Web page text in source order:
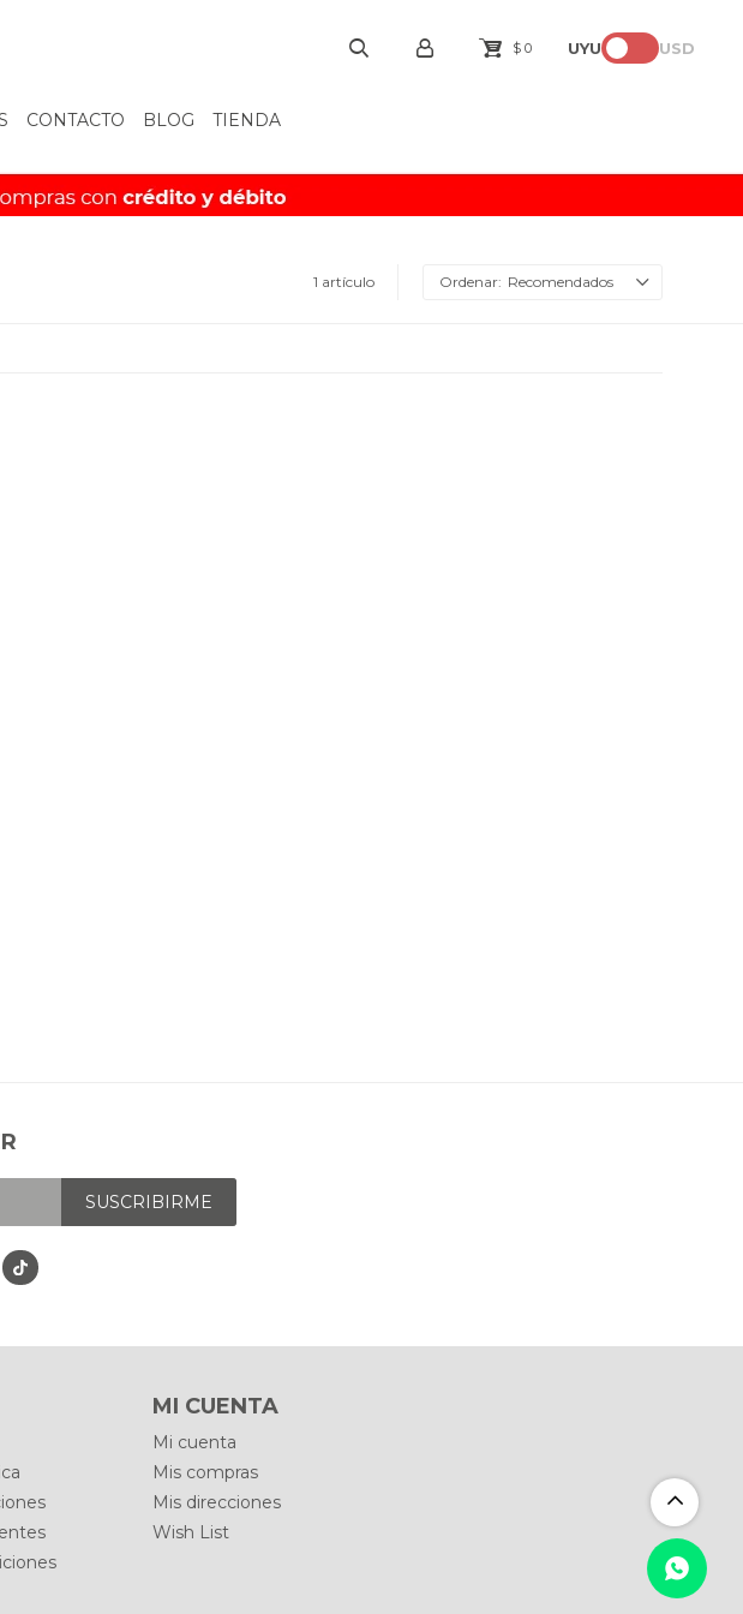
CONTACTO BLOG TIENDA
$ 0 UYU USD
1 artículo Recomendados
MI CUENTA
Mi cuenta
Mis compras
Mis direcciones
Wish List
SUSCRIBIRME